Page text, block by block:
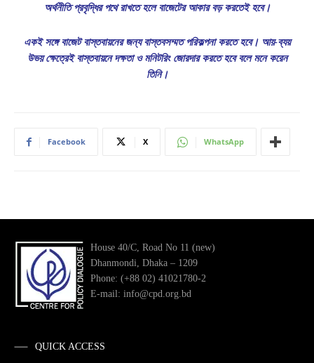
অর্থনীতি প্রবৃদ্ধির পথে রাখতে হলে বাজেটের আকার বড় করতেই হবে।
একই সঙ্গে বাজেট বাস্তবায়নের জন্য বাস্তবসম্মত পরিকল্পনা করতে হবে। আয়-ব্যয়
উভয় ক্ষেত্রেই বাস্তবায়নে দক্ষতা ও মনিটরিং জোরদার করতে হবে বলে মনে করেন
তিনি।
Facebook X WhatsApp
House 40/C, Road No 11 (new)
Dhanmondi, Dhaka – 1209
Phone: (+88 02) 41021780-2
E-mail: info@cpd.org.bd
QUICK ACCESS